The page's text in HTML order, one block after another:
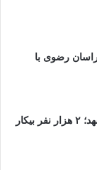
رضوی با
تعطیلی ۳۰۰ رستوران در مشهد؛ ۲ هزار نفر بیکار